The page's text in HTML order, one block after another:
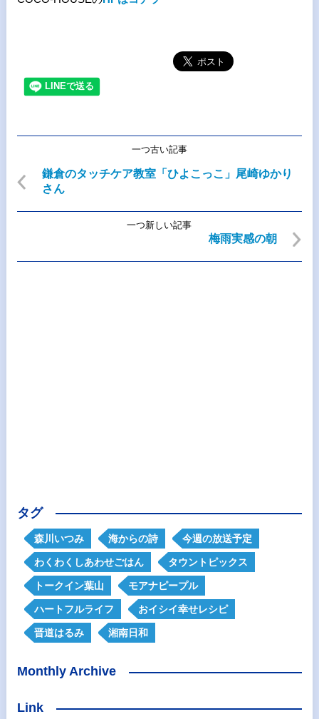
一つ古い記事
鎌倉のタッチケア教室「ひよこっこ」尾崎ゆかり
さん
一つ新しい記事
梅雨実感の朝
タグ
森川いつみ 海からの詩 今週の放送予定
わくわくしあわせごはん タウントピックス
トークイン葉山 モアナピープル
ハートフルライフ おイシイ幸せレシピ
晋道はるみ 湘南日和
Monthly Archive
Link